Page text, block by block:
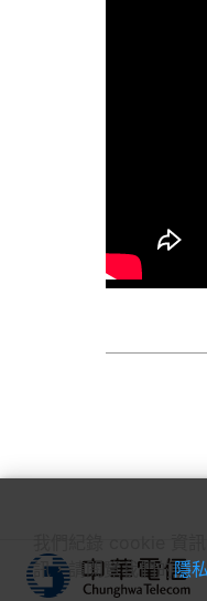
訊，請閱覽我們的隱